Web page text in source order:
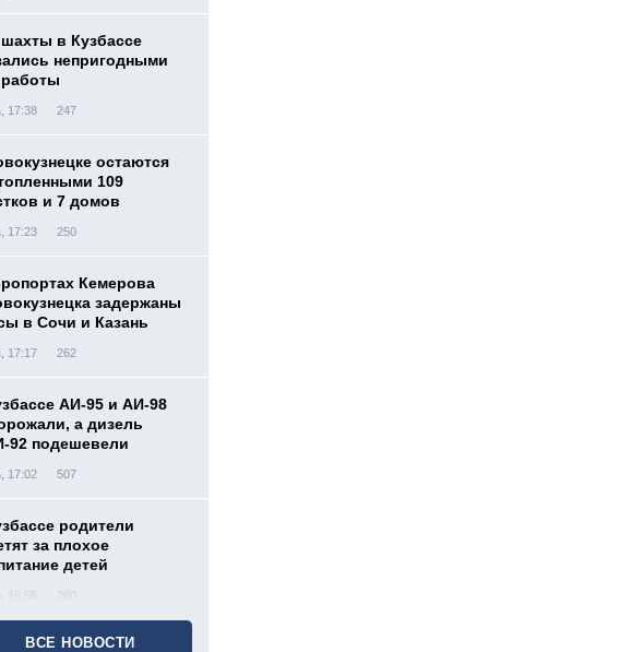
в Кузбассе
непригодными
17:38 247
остаются
109
и 7 домов
17:23 250
Кемерова
задержаны
в Сочи и Казань
17:17 262
АИ-95 и АИ-98
а дизель
92 подешевели
17:02 507
родители
за плохое
детей
16:56 260
ВСЕ НОВОСТИ